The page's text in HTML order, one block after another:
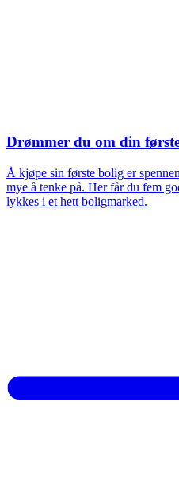
Drømmer du om din
Å kjøpe sin første bolig er
mye å tenke på. Her får du fem
lykkes i et hett boligmarked.